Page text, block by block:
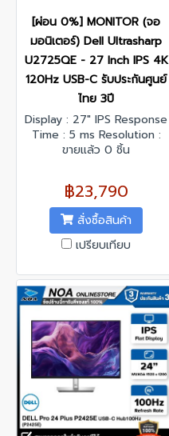
[ผ่อน 0%] MONITOR (จอ
มอนิเตอร์) Dell Ultrasharp
U2725QE - 27 Inch IPS 4K
120Hz USB-C รับประกันศูนย์
ไทย 3ปี
Display : 27" IPS Response
Time : 5 ms Resolution :
3840 x 2160 @120 Hz
Interface : DisplayPort x 1,
HDMI x 1
ขายแล้ว 0 ชิ้น
฿23,790
สั่งซื้อสินค้า
เปรียบเทียบ